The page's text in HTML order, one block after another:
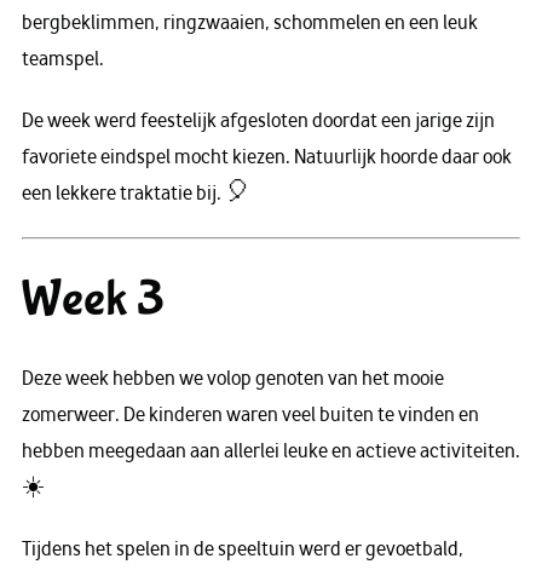
bergbeklimmen, ringzwaaien, schommelen en een leuk
teamspel.
De week werd feestelijk afgesloten doordat een jarige zijn
favoriete eindspel mocht kiezen. Natuurlijk hoorde daar ook
een lekkere traktatie bij. 🎈
Week 3
Deze week hebben we volop genoten van het mooie
zomerweer. De kinderen waren veel buiten te vinden en
hebben meegedaan aan allerlei leuke en actieve activiteiten.
☀️
Tijdens het spelen in de speeltuin werd er gevoetbald,